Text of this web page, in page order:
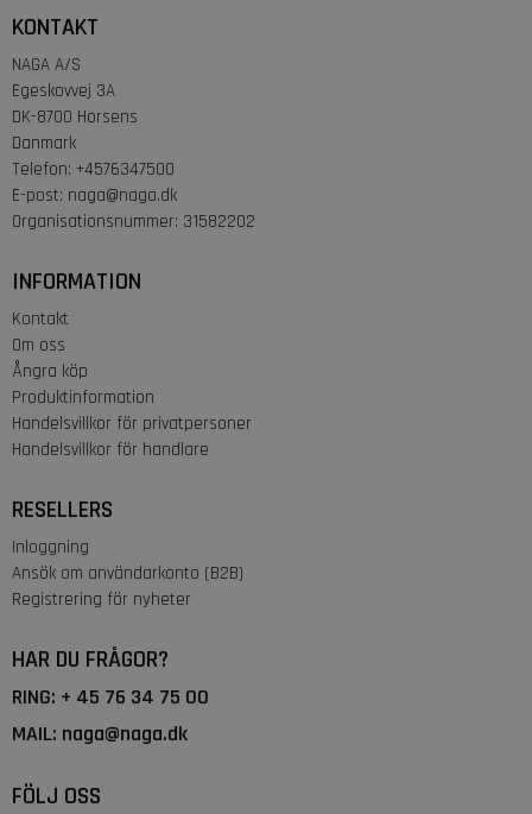
KONTAKT
NAGA A/S
Egeskovvej 3A
DK-8700 Horsens
Danmark
Telefon: +4576347500
E-post: naga@naga.dk
Organisationsnummer: 31582202
INFORMATION
Kontakt
Om oss
Ångra köp
Produktinformation
Handelsvillkor för privatpersoner
Handelsvillkor för handlare
RESELLERS
Inloggning
Ansök om användarkonto (B2B)
Registrering för nyheter
HAR DU FRÅGOR?
RING: + 45 76 34 75 00
MAIL: naga@naga.dk
FÖLJ OSS